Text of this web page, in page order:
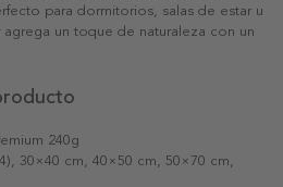
para dormitorios, salas de estar u
un toque de naturaleza con un
240g
30×40 cm, 40×50 cm, 50×70 cm,